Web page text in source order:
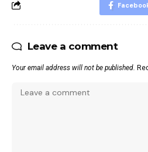
Leave a comment
Your email address will not be published.